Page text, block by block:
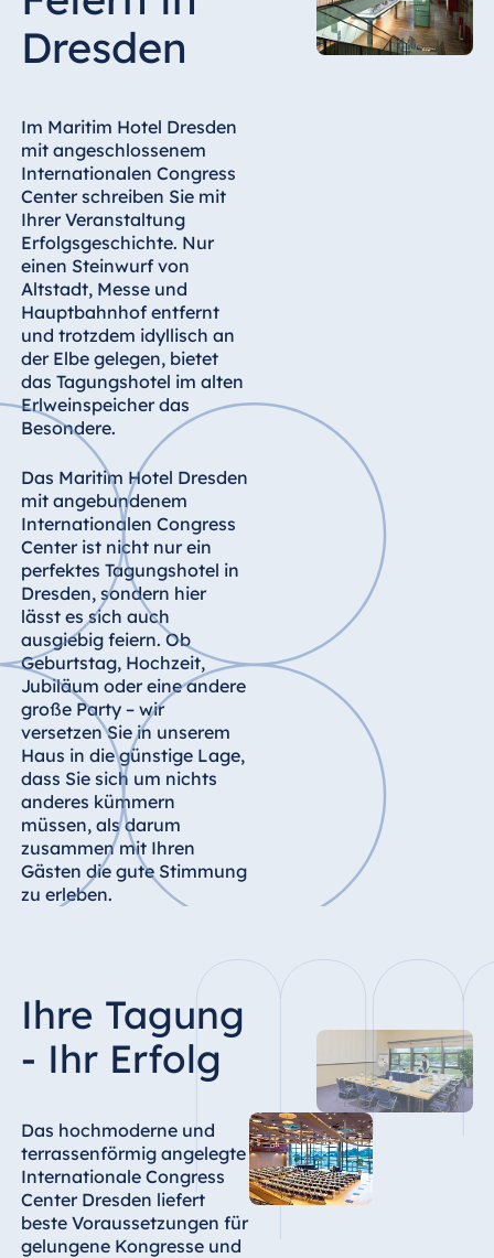
Hotel Bonn
Hotel Bremen
Hotel Dresden
Hotel Düsseldorf
Hotel Frankfurt
Hotel am
Schlossgarten
Fulda
Airport Hotel
Hannover
Hotel Ingolstadt
Hotel Bellevue
Kiel
Hotel Köln
Hotel
Königswinter
Hotel Magdeburg
Hotel München
Hotel Stuttgart
Seehotel
Timmendorfer
Strand
TitiseeHotel
Titisee-Neustadt
Strandhotel
Travemünde
Hotel Ulm
Star-Apart Hansa
Hotel Wiesbaden
Ägypten
Jolie Ville Resort
Albanien
Hotel Plaza
Dresden
Im Maritim Hotel Dresden
mit angeschlossenem
Internationalen Congress
Center schreiben Sie mit
Ihrer Veranstaltung
Erfolgsgeschichte. Nur
einen Steinwurf von
Altstadt, Messe und
Hauptbahnhof entfernt
und trotzdem idyllisch an
der Elbe gelegen, bietet
das Tagungshotel im alten
Erlweinspeicher das
Besondere.
Das Maritim Hotel Dresden
mit angebundenem
Internationalen Congress
Center ist nicht nur ein
perfektes Tagungshotel in
Dresden, sondern hier
lässt es sich auch
ausgiebig feiern. Ob
Geburtstag, Hochzeit,
Jubiläum oder eine andere
große Party – wir
versetzen Sie in unserem
Haus in die günstige Lage,
dass Sie sich um nichts
anderes kümmern
müssen, als darum
zusammen mit Ihren
Gästen die gute Stimmung
zu erleben.
Ihre Tagung
- Ihr Erfolg
Das hochmoderne und
terrassenförmig angelegte
Internationale Congress
Center Dresden liefert
beste Voraussetzungen für
gelungene Kongresse und